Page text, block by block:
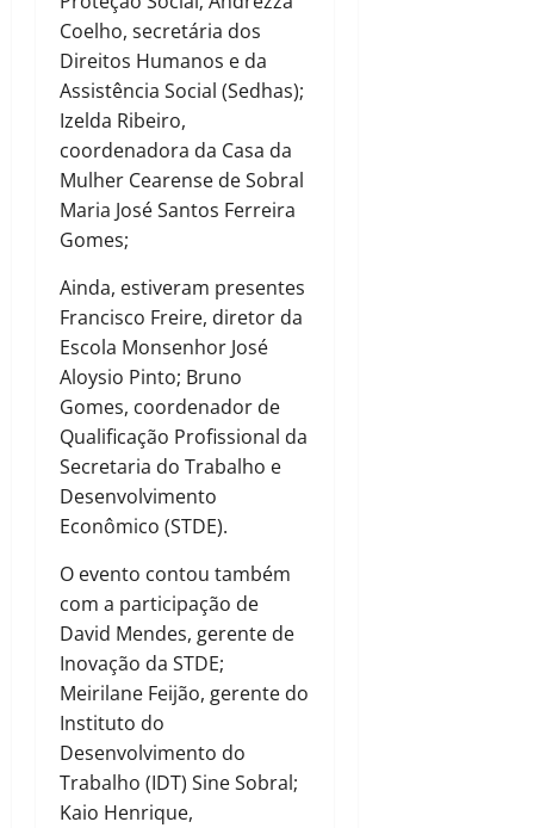
Coelho, secretária dos
Direitos Humanos e da
Assistência Social (Sedhas);
Izelda Ribeiro,
coordenadora da Casa da
Mulher Cearense de Sobral
Maria José Santos Ferreira
Gomes;
Ainda, estiveram presentes
Francisco Freire, diretor da
Escola Monsenhor José
Aloysio Pinto; Bruno
Gomes, coordenador de
Qualificação Profissional da
Secretaria do Trabalho e
Desenvolvimento
Econômico (STDE).
O evento contou também
com a participação de
David Mendes, gerente de
Inovação da STDE;
Meirilane Feijão, gerente do
Instituto do
Desenvolvimento do
Trabalho (IDT) Sine Sobral;
Kaio Henrique,